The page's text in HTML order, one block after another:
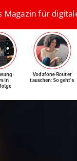
Magazin für
in
Vodafone-Router
tauschen: So geht's